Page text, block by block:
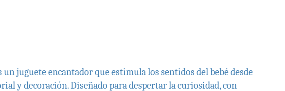
juguete encantador que estimula los sentidos del bebé desde
y decoración. Diseñado para despertar la curiosidad, con